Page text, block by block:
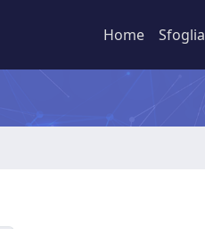
Home Sfoglia